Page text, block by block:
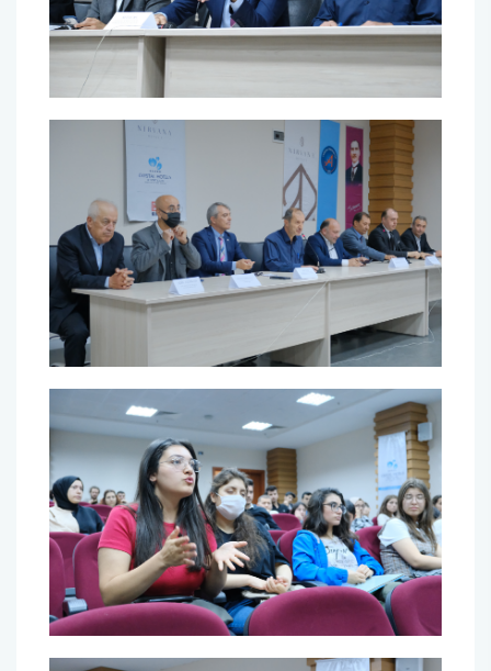
Fakülte Kurulu
Danışma Kurulu
YÖKAK Akreditasyon ve Kalite Koordinasyon
Birimi
Birim İç Değerlendirme Raporu
Stratejik Plan (2024-2026)
Organizasyon Şeması
Eğitim Öğretim Komisyonu
Burs ve Sosyal Hizmetler Komisyonu
Engelli Birim Yetkilisi
Uluslararası Değişim Koordinatörlükleri